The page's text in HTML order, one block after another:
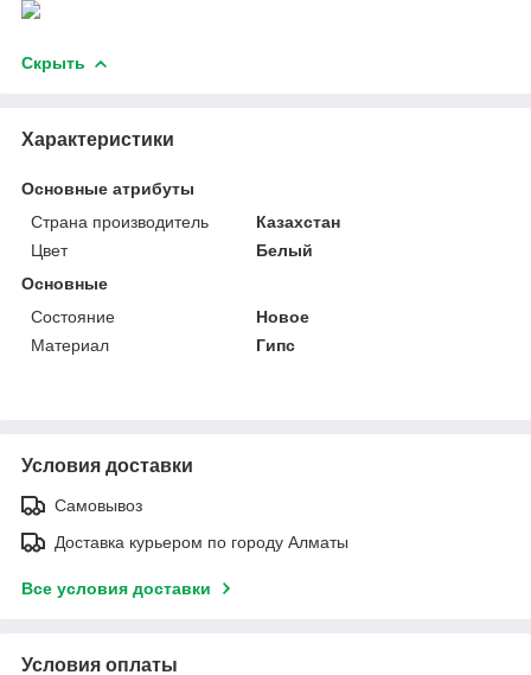
Скрыть
Характеристики
Основные атрибуты
Страна производитель
Казахстан
Цвет
Белый
Основные
Состояние
Новое
Материал
Гипс
Условия доставки
Самовывоз
Доставка курьером по городу Алматы
Все условия доставки
Условия оплаты